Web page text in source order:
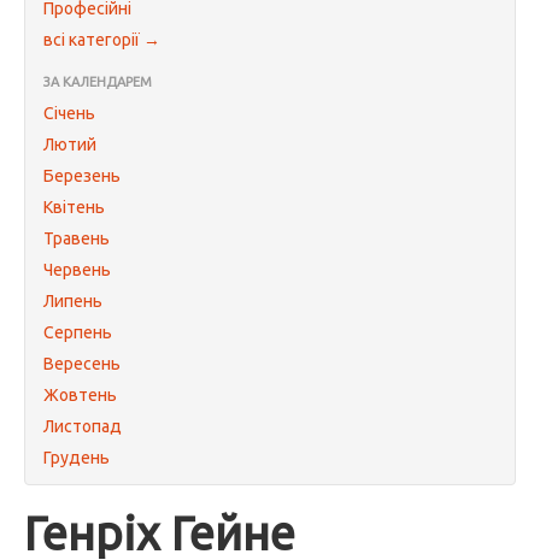
Професійні
всі категорії →
ЗА КАЛЕНДАРЕМ
Січень
Лютий
Березень
Квітень
Травень
Червень
Липень
Серпень
Вересень
Жовтень
Листопад
Грудень
Генріх Гейне